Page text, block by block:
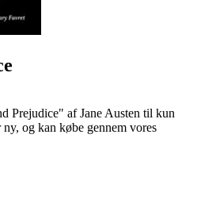
Prejudice" af Jane Austen til kun
og kan købe gennem vores